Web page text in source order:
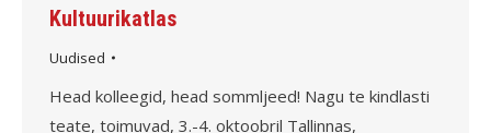
Kultuurikatlas
Uudised
Head kolleegid, head sommljeed! Nagu te kindlasti
teate, toimuvad, 3.-4. oktoobril Tallinnas,